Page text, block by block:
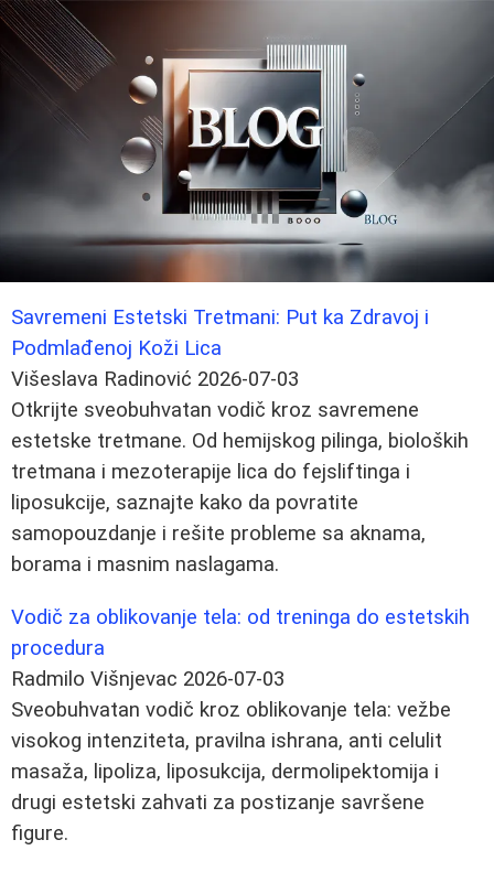
Savremeni Estetski Tretmani: Put ka Zdravoj i
Podmlađenoj Koži Lica
Višeslava Radinović 2026-07-03
Otkrijte sveobuhvatan vodič kroz savremene
estetske tretmane. Od hemijskog pilinga, bioloških
tretmana i mezoterapije lica do fejsliftinga i
liposukcije, saznajte kako da povratite
samopouzdanje i rešite probleme sa aknama,
borama i masnim naslagama.
Vodič za oblikovanje tela: od treninga do estetskih
procedura
Radmilo Višnjevac 2026-07-03
Sveobuhvatan vodič kroz oblikovanje tela: vežbe
visokog intenziteta, pravilna ishrana, anti celulit
masaža, lipoliza, liposukcija, dermolipektomija i
drugi estetski zahvati za postizanje savršene
figure.